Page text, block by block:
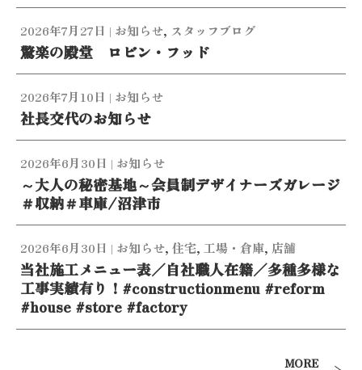
驚楽の殿堂 ロビン・フッド
2026年7月27日 | お知らせ, スタッフブログ
社長交代のお知らせ
2026年7月10日 | お知らせ
～大人の秘密基地～会員制デザイナーズガレージ
＃収納＃車庫/沼津市
2026年6月30日 | お知らせ
当社施工メニュー表／自社職人在籍／多種多様な
工事実績有り！#constructionmenu #reform
#house #store #factory
2026年6月30日 | お知らせ, 住宅, 工場・倉庫, 店舗
MORE